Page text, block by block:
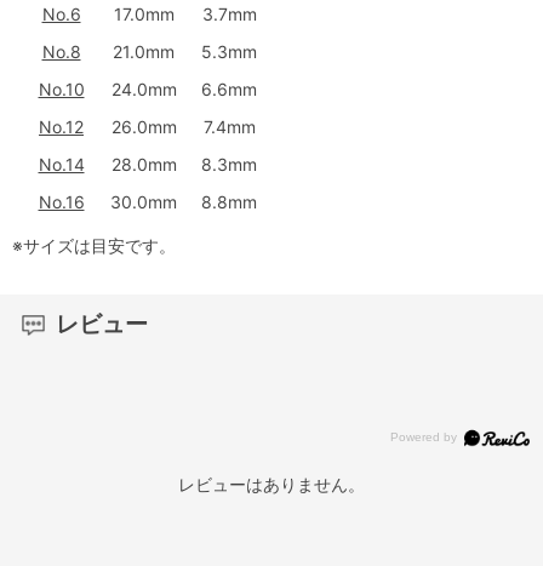
No.6
17.0mm
3.7mm
No.8
21.0mm
5.3mm
No.10
24.0mm
6.6mm
No.12
26.0mm
7.4mm
No.14
28.0mm
8.3mm
No.16
30.0mm 8.8mm
※サイズは目安です。
レビュー
レビューはありません。